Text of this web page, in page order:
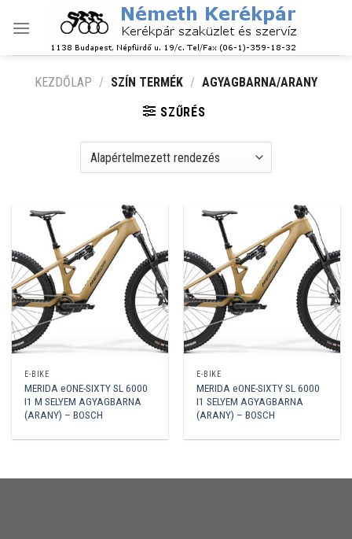
KEZDŐLAP / SZÍN TERMÉK / AGYAGBARNA/ARANY
SZŰRÉS
E-BIKE
MERIDA eONE-SIXTY SL 6000
I1 M SELYEM AGYAGBARNA
(ARANY) – BOSCH
E-BIKE
MERIDA eONE-SIXTY SL 6000
I1 SELYEM AGYAGBARNA
(ARANY) – BOSCH